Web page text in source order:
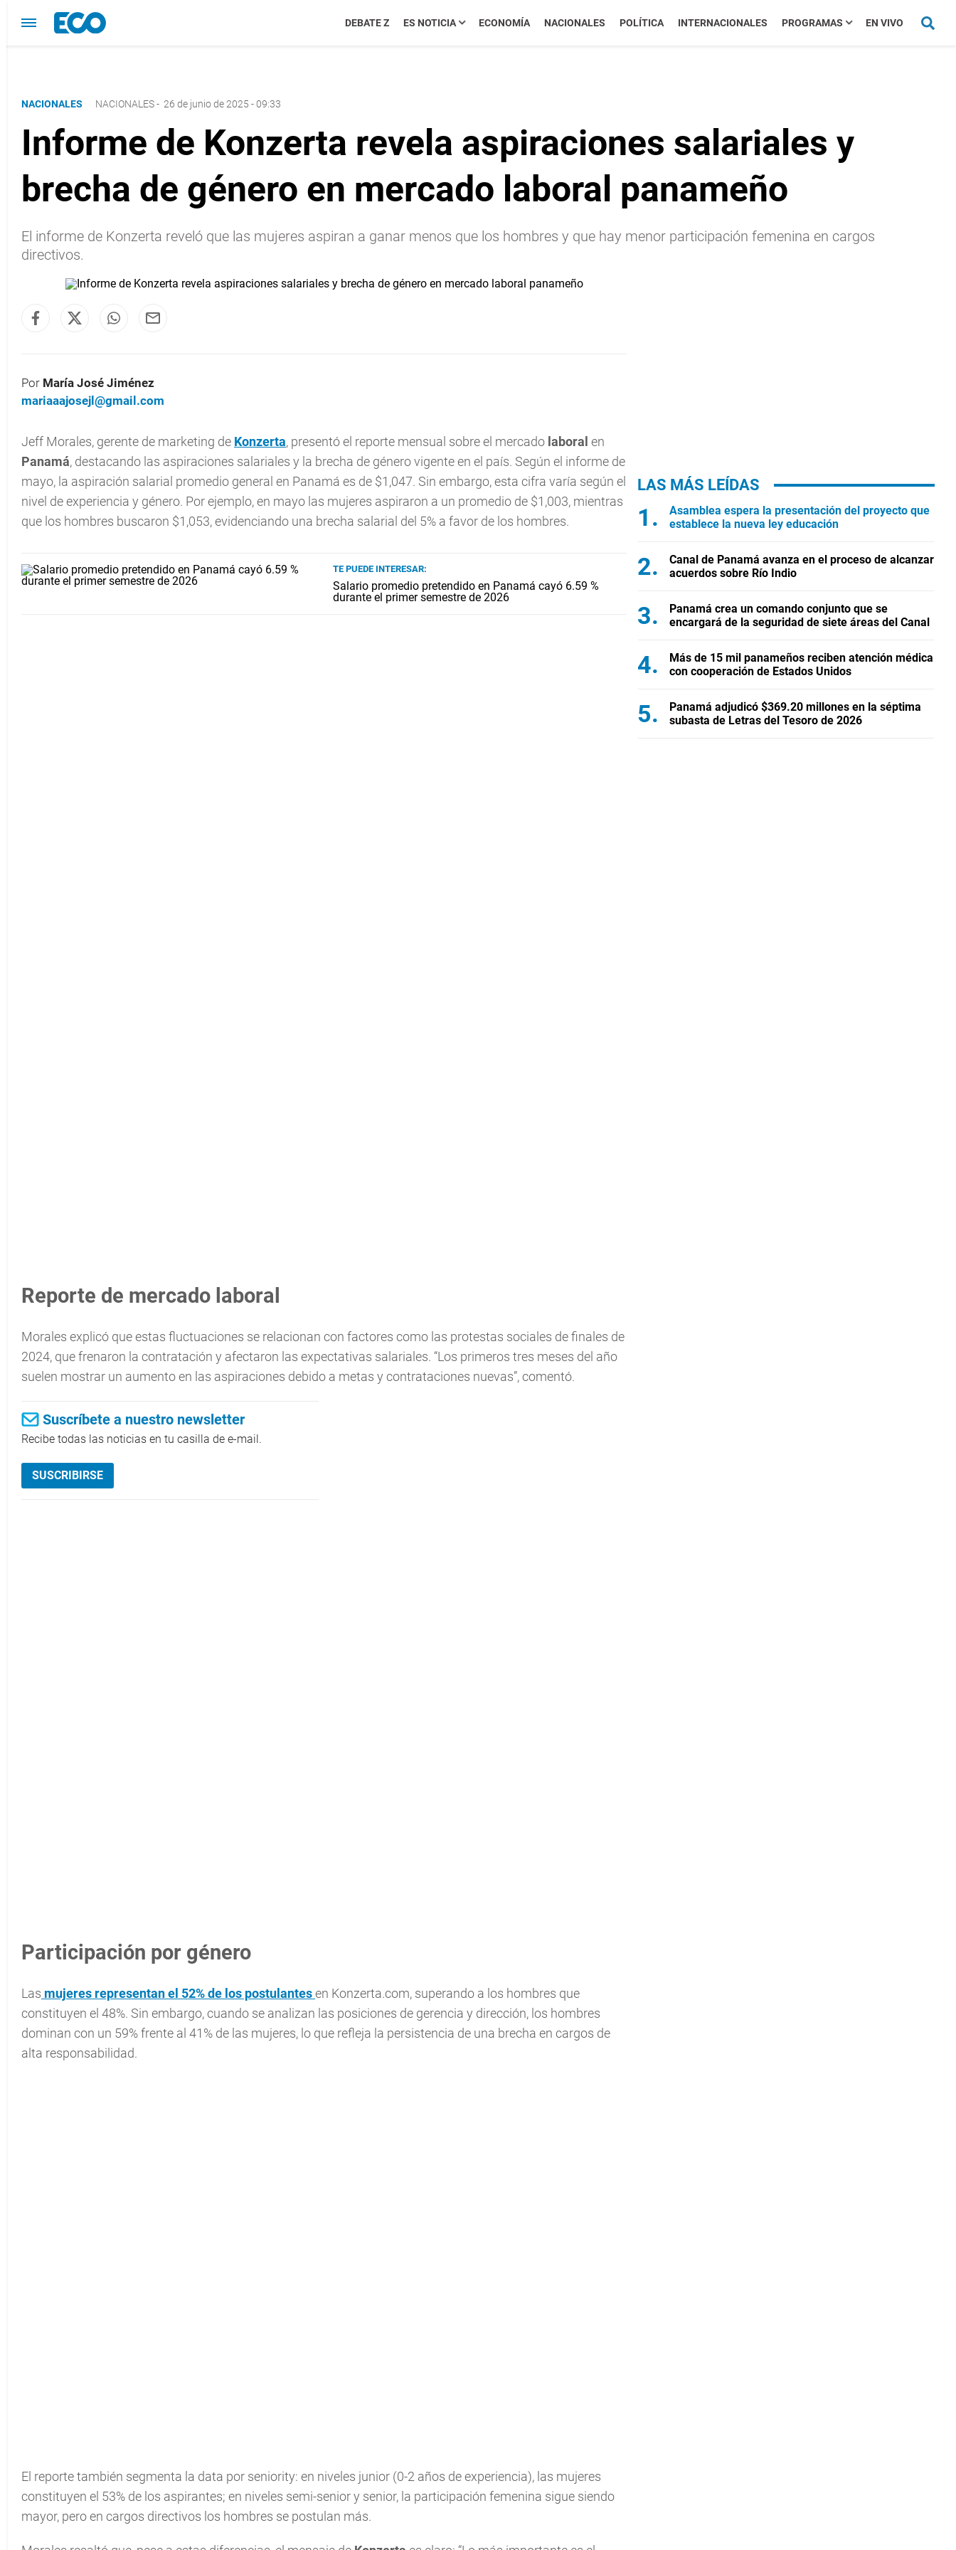
DEBATE Z ES NOTICIA ECONOMÍA NACIONALES POLÍTICA INTERNACIONALES PROGRAMAS EN VIVO
NACIONALES NACIONALES- 26 de junio de 2025 - 09:33
Informe de Konzerta revela aspiraciones salariales y
brecha de género en mercado laboral panameño
El informe de Konzerta reveló que las mujeres aspiran a ganar menos que los hombres y que hay menor participación femenina en cargos
directivos.
Por María José Jiménez
mariaaajosejl@gmail.com
Jeff Morales, gerente de marketing de Konzerta, presentó el reporte mensual sobre el mercado laboral en
Panamá, destacando las aspiraciones salariales y la brecha de género vigente en el país. Según el informe de
mayo, la aspiración salarial promedio general en Panamá es de $1,047. Sin embargo, esta cifra varía según el
nivel de experiencia y género. Por ejemplo, en mayo las mujeres aspiraron a un promedio de $1,003, mientras
que los hombres buscaron $1,053, evidenciando una brecha salarial del 5% a favor de los hombres.
TE PUEDE INTERESAR:
Salario promedio pretendido en Panamá cayó 6.59 %
durante el primer semestre de 2026
Reporte de mercado laboral
Morales explicó que estas fluctuaciones se relacionan con factores como las protestas sociales de finales de
2024, que frenaron la contratación y afectaron las expectativas salariales. “Los primeros tres meses del año
suelen mostrar un aumento en las aspiraciones debido a metas y contrataciones nuevas”, comentó.
Suscríbete a nuestro newsletter
Recibe todas las noticias en tu casilla de e-mail.
SUSCRIBIRSE
Participación por género
Las mujeres representan el 52% de los postulantesen Konzerta.com, superando a los hombres que
constituyen el 48%. Sin embargo, cuando se analizan las posiciones de gerencia y dirección, los hombres
dominan con un 59% frente al 41% de las mujeres, lo que refleja la persistencia de una brecha en cargos de
alta responsabilidad.
El reporte también segmenta la data por seniority: en niveles junior (0-2 años de experiencia), las mujeres
constituyen el 53% de los aspirantes; en niveles semi-senior y senior, la participación femenina sigue siendo
mayor, pero en cargos directivos los hombres se postulan más.
LAS MÁS LEÍDAS
Asamblea espera la presentación del proyecto que
establece la nueva ley educación
Canal de Panamá avanza en el proceso de alcanzar
acuerdos sobre Río Indio
Panamá crea un comando conjunto que se
encargará de la seguridad de siete áreas del Canal
Más de 15 mil panameños reciben atención médica
con cooperación de Estados Unidos
Panamá adjudicó $369.20 millones en la séptima
subasta de Letras del Tesoro de 2026